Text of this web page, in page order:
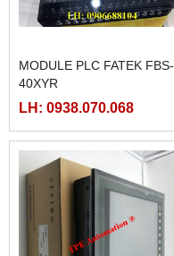
MODULE PLC FATEK FBS-
40XYR
LH: 0938.070.068